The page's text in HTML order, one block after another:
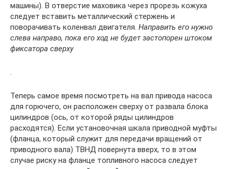
машины). В отверстие маховика через прорезь кожуха
следует вставить металлический стержень и
поворачивать коленвал двигателя. Направить его нужно
слева направо, пока его ход не будет застопорен штоком
фиксатора сверху
Теперь самое время посмотреть на вал привода насоса
для горючего, он расположен сверху от развала блока
цилиндров (ось, от которой ряды цилиндров
расходятся). Если установочная шкала приводной муфты
(фланца, который служит для передачи вращений от
приводного вала) ТВНД повернута вверх, то в этом
случае риску на фланце топливного насоса следует